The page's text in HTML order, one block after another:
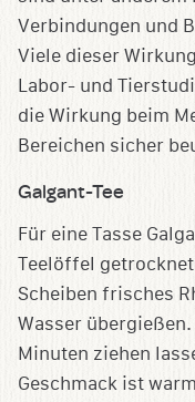
Verbindungen und
Viele dieser
Labor- und
die Wirkung beim
Bereichen sicher
Galgant-Tee
Für eine Tasse
Teelöffel
Scheiben frisches
Wasser übergießen.
Minuten ziehen
Geschmack ist